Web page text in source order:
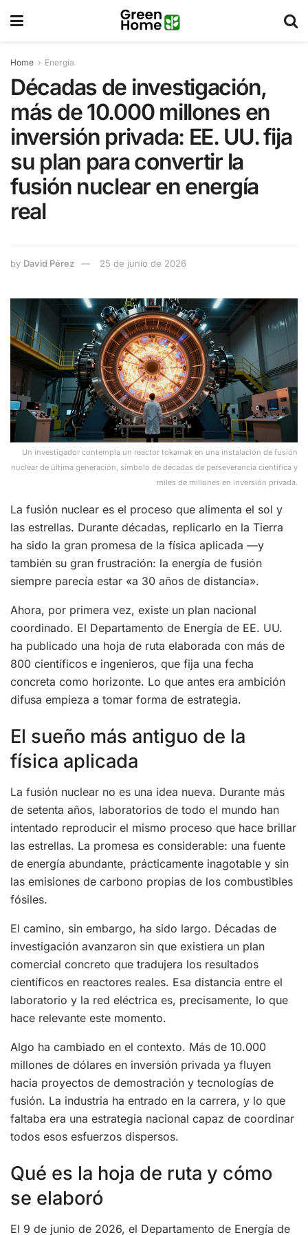
Home Energía
Décadas de investigación,
más de 10.000 millones en
inversión privada: EE. UU. fija
su plan para convertir la
fusión nuclear en energía
real
by David Pérez 25 de junio de 2026
Un investigador contempla un reactor tokamak en una instalación de fusión
nuclear de última generación, símbolo de décadas de perseverancia científica y
miles de millones en inversión privada.
La fusión nuclear es el proceso que alimenta el sol y
las estrellas. Durante décadas, replicarlo en la Tierra
ha sido la gran promesa de la física aplicada —y
también su gran frustración: la energía de fusión
siempre parecía estar «a 30 años de distancia».
Ahora, por primera vez, existe un plan nacional
coordinado. El Departamento de Energía de EE. UU.
ha publicado una hoja de ruta elaborada con más de
800 científicos e ingenieros, que fija una fecha
concreta como horizonte. Lo que antes era ambición
difusa empieza a tomar forma de estrategia.
El sueño más antiguo de la
física aplicada
La fusión nuclear no es una idea nueva. Durante más
de setenta años, laboratorios de todo el mundo han
intentado reproducir el mismo proceso que hace brillar
las estrellas. La promesa es considerable: una fuente
de energía abundante, prácticamente inagotable y sin
las emisiones de carbono propias de los combustibles
fósiles.
El camino, sin embargo, ha sido largo. Décadas de
investigación avanzaron sin que existiera un plan
comercial concreto que tradujera los resultados
científicos en reactores reales. Esa distancia entre el
laboratorio y la red eléctrica es, precisamente, lo que
hace relevante este momento.
Algo ha cambiado en el contexto. Más de 10.000
millones de dólares en inversión privada ya fluyen
hacia proyectos de demostración y tecnologías de
fusión. La industria ha entrado en la carrera, y lo que
faltaba era una estrategia nacional capaz de coordinar
todos esos esfuerzos dispersos.
Qué es la hoja de ruta y cómo
se elaboró
El 9 de junio de 2026, el Departamento de Energía de